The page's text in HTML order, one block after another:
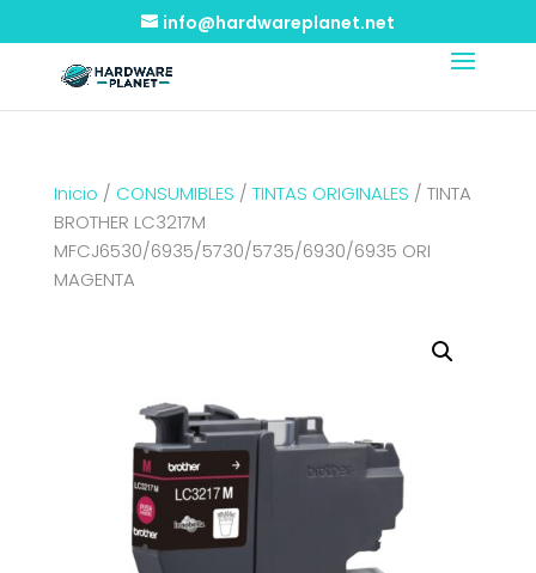
info@hardwareplanet.net
Inicio / CONSUMIBLES / TINTAS ORIGINALES / TINTA
BROTHER LC3217M
MFCJ6530/6935/5730/5735/6930/6935 ORI
MAGENTA